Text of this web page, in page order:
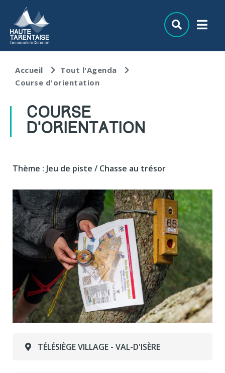
Aller à la recherche
Accueil
Tout l'Agenda
Course d'orientation
COURSE
D'ORIENTATION
Thème : Jeu de piste / Chasse au trésor
TÉLÉSIÈGE VILLAGE - VAL-D'ISÈRE